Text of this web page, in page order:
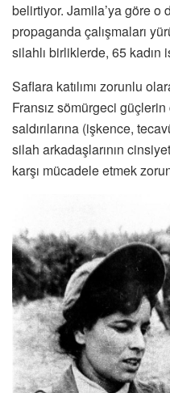
belirtiyor. Jamila’ya göre o
propaganda çalışmaları
silahlı birliklerde, 65 kadın
Saflara katılımı zorunlu
Fransız sömürgeci
saldırılarına (işkence,
silah arkadaşlarının
karşı mücadele etmek